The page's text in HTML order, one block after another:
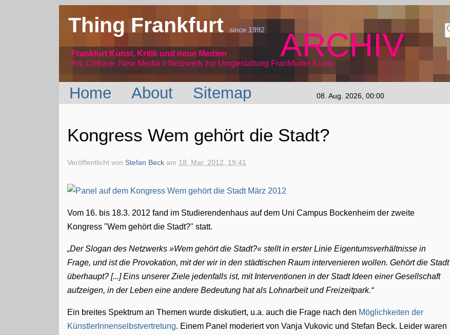
Thing Frankfurtsince 1992
Frankfurt Kunst, Kritik und neue Medien
Art, Critique, New Media // Netzwerk
ARCHIV
zur Umgestaltung Frankfurter Kunst
Home About Sitemap 08. Aug. 2026, 00:00
Kongress Wem gehört die Stadt?
Veröffentlicht vonStefan Beck am 18. Mar. 2012, 19:41
Vom 16. bis 18.3. 2012 fand im Studierendenhaus auf dem Uni Campus Bockenheim der zweite
Kongress "Wem gehört die Stadt?" statt.
Der Slogan des Netzwerks »Wem gehört die Stadt?« stellt in erster Linie Eigentumsverhältnisse in
Frage, und ist die Provokation, mit der wir in den städtischen Raum intervenieren wollen. Gehört die Stadt
überhaupt? [...] Eins unserer Ziele jedenfalls ist, mit Interventionen in der Stadt Ideen einer Gesellschaft
aufzeigen, in der Leben eine andere Bedeutung hat als Lohnarbeit und Freizeitpark.
Ein breites Spektrum an Themen wurde diskutiert, u.a. auch die Frage nach den Möglichkeiten der
KünstlerInnenselbstvertretung. Einem Panel moderiert von Vanja Vukovic und Stefan Beck. Leider waren